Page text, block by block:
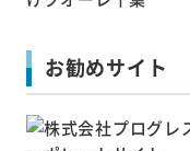
お勧めサイト